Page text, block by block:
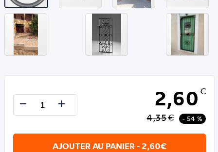
2,60 €
4,35€ - 54 %
AJOUTER AU PANIER - 2,60€